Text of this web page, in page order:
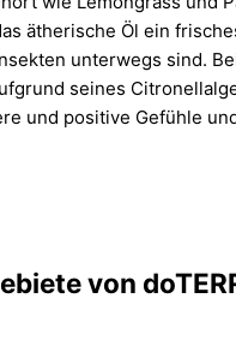
ätherische Öl ein
unterwegs sind.
seines
und positive Gefühle
von